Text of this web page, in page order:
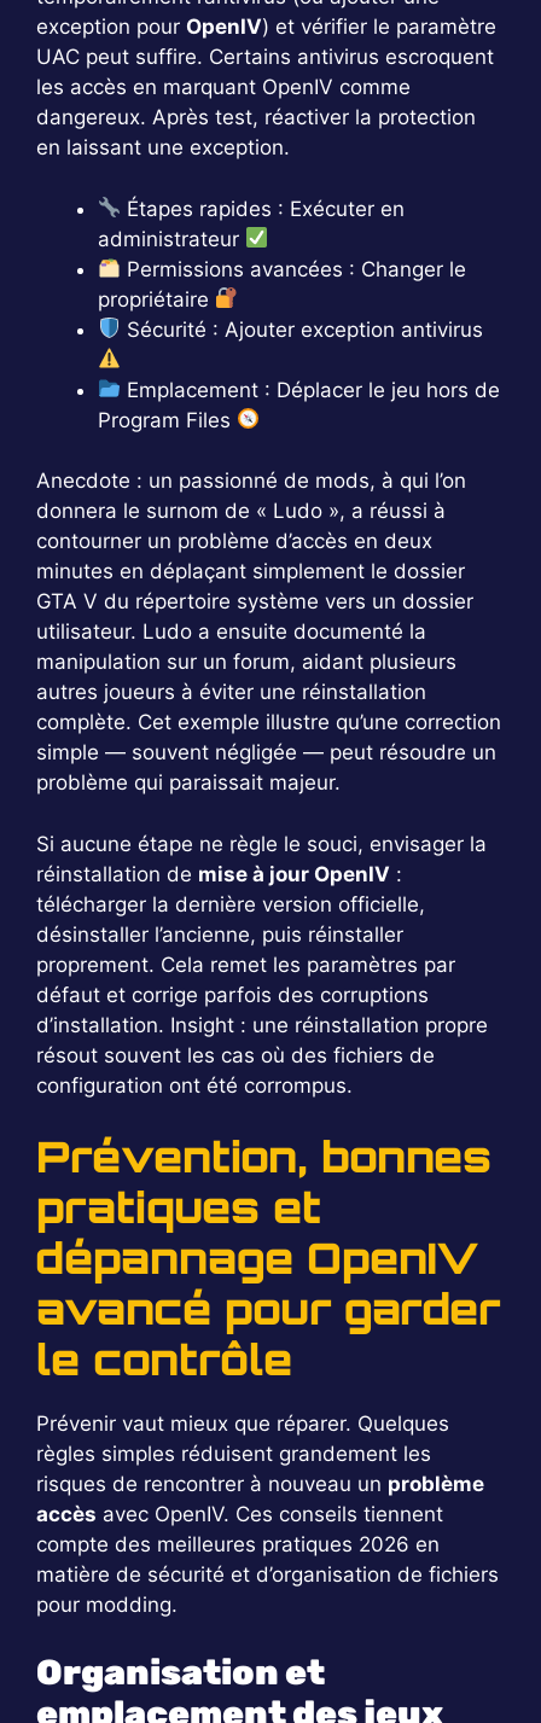
exception pour OpenIV) et vérifier le paramètre
UAC peut suffire. Certains antivirus escroquent
les accès en marquant OpenIV comme
dangereux. Après test, réactiver la protection
en laissant une exception.
Étapes rapides : Exécuter en
administrateur
Permissions avancées : Changer le
propriétaire
Sécurité : Ajouter exception antivirus
Emplacement : Déplacer le jeu hors de
Program Files
Anecdote : un passionné de mods, à qui l’on
donnera le surnom de « Ludo », a réussi à
contourner un problème d’accès en deux
minutes en déplaçant simplement le dossier
GTA V du répertoire système vers un dossier
utilisateur. Ludo a ensuite documenté la
manipulation sur un forum, aidant plusieurs
autres joueurs à éviter une réinstallation
complète. Cet exemple illustre qu’une correction
simple — souvent négligée — peut résoudre un
problème qui paraissait majeur.
Si aucune étape ne règle le souci, envisager la
réinstallation de mise à jour OpenIV :
télécharger la dernière version officielle,
désinstaller l’ancienne, puis réinstaller
proprement. Cela remet les paramètres par
défaut et corrige parfois des corruptions
d’installation. Insight : une réinstallation propre
résout souvent les cas où des fichiers de
configuration ont été corrompus.
Prévention, bonnes
pratiques et
dépannage OpenIV
avancé pour garder
le contrôle
Prévenir vaut mieux que réparer. Quelques
règles simples réduisent grandement les
risques de rencontrer à nouveau un problème
accès avec OpenIV. Ces conseils tiennent
compte des meilleures pratiques 2026 en
matière de sécurité et d’organisation de fichiers
pour modding.
Organisation et
emplacement des jeux